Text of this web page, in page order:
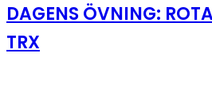
DAGENS ÖVNING:
TRX